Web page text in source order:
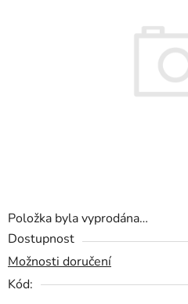
Položka byla vyprodána…
Dostupnost
Možnosti doručení
Kód: